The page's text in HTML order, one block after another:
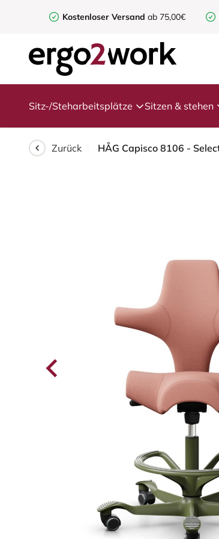
Kostenloser Versand ab 75,00€
Sitz-/Steharbeitsplätze Sitzen & stehen
Zurück